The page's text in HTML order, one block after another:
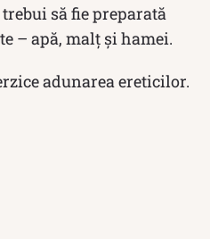
să fie preparată
– apă, malț și hamei.
adunarea ereticilor.